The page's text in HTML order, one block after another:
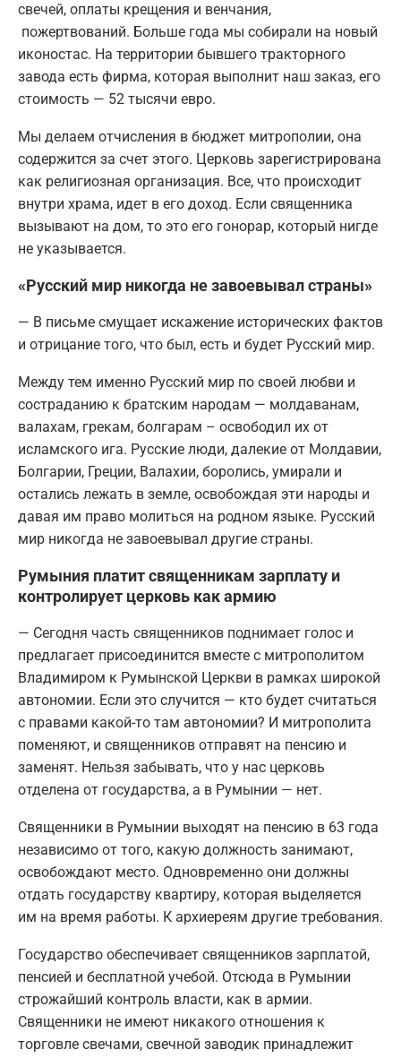
свечей, оплаты крещения и венчания,
пожертвований. Больше года мы собирали на новый
иконостас. На территории бывшего тракторного
завода есть фирма, которая выполнит наш заказ, его
стоимость — 52 тысячи евро.
Мы делаем отчисления в бюджет митрополии, она
содержится за счет этого. Церковь зарегистрирована
как религиозная организация. Все, что происходит
внутри храма, идет в его доход. Если священника
вызывают на дом, то это его гонорар, который нигде
не указывается.
«Русский мир никогда не завоевывал страны»
— В письме смущает искажение исторических фактов
и отрицание того, что был, есть и будет Русский мир.
Между тем именно Русский мир по своей любви и
состраданию к братским народам — молдаванам,
валахам, грекам, болгарам – освободил их от
исламского ига. Русские люди, далекие от Молдавии,
Болгарии, Греции, Валахии, боролись, умирали и
остались лежать в земле, освобождая эти народы и
давая им право молиться на родном языке. Русский
мир никогда не завоевывал другие страны.
Румыния платит священникам зарплату и
контролирует церковь как армию
— Сегодня часть священников поднимает голос и
предлагает присоединится вместе с митрополитом
Владимиром к Румынской Церкви в рамках широкой
автономии. Если это случится — кто будет считаться
с правами какой-то там автономии? И митрополита
поменяют, и священников отправят на пенсию и
заменят. Нельзя забывать, что у нас церковь
отделена от государства, а в Румынии — нет.
Священники в Румынии выходят на пенсию в 63 года
независимо от того, какую должность занимают,
освобождают место. Одновременно они должны
отдать государству квартиру, которая выделяется
им на время работы. К архиереям другие требования.
Государство обеспечивает священников зарплатой,
пенсией и бесплатной учебой. Отсюда в Румынии
строжайший контроль власти, как в армии.
Священники не имеют никакого отношения к
торговле свечами, свечной заводик принадлежит